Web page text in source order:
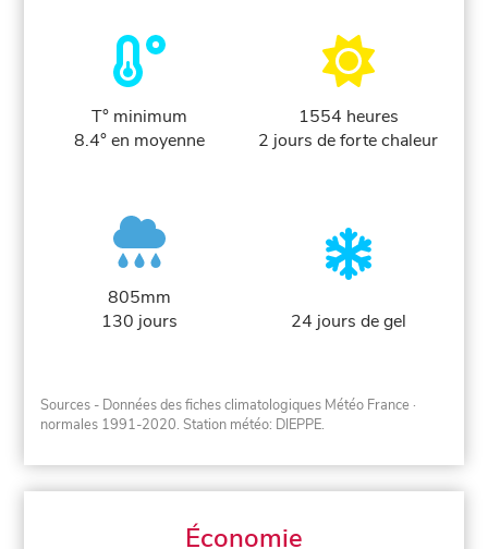
T° minimum
8.4° en moyenne
1554 heures
2 jours de forte chaleur
805mm
130 jours
24 jours de gel
Sources - Données des fiches climatologiques Météo France ·
normales 1991-2020. Station météo: DIEPPE.
Économie